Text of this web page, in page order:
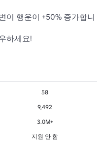
이 행운이 +50% 증가합니
하세요!
58
9,492
3.0M+
지원 안 함